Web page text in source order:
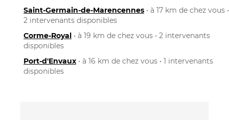
Saint-Germain-de-Marencennes • à 17 km de chez vous •
2 intervenants disponibles
Corme-Royal • à 19 km de chez vous • 2 intervenants
disponibles
Port-d'Envaux • à 16 km de chez vous • 1 intervenants
disponibles